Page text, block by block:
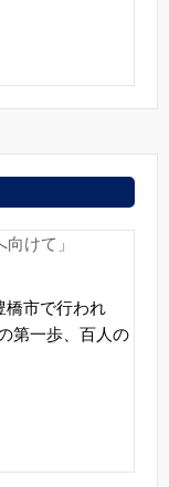
けて」
橋市で行われ
第一歩、百人の